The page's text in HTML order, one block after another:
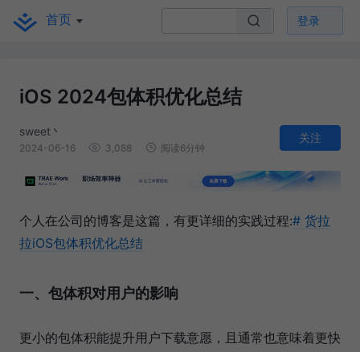
首页 登录
iOS 2024包体积优化总结
sweet丶
2024-06-16 3,088 阅读6分钟
关注
个人在公司的博客是这篇，有更详细的实践过程:# 货拉
拉iOS包体积优化总结
一、包体积对用户的影响
更小的包体积能提升用户下载意愿，且通常也意味着更快